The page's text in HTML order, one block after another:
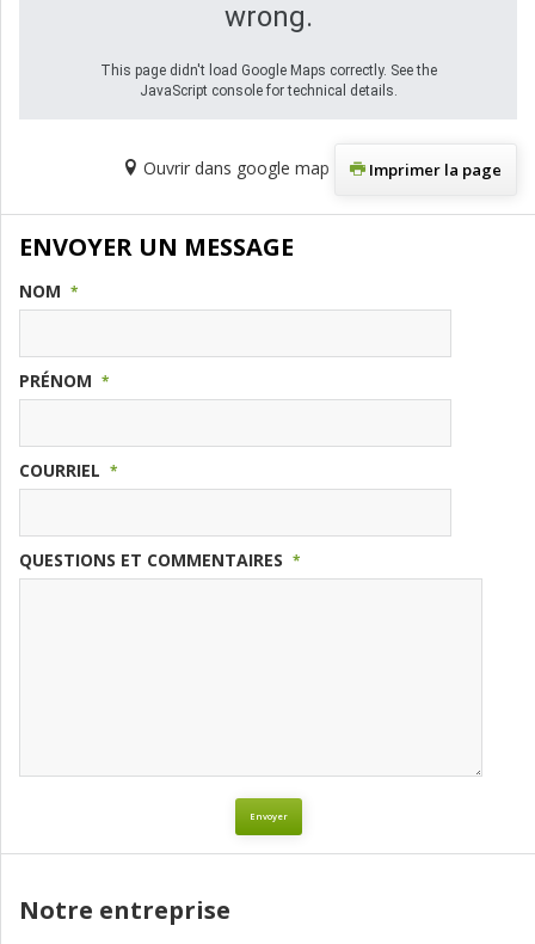
wrong.
This page didn't load Google Maps correctly. See the
JavaScript console for technical details.
Ouvrir dans google map Imprimer la page
ENVOYER UN MESSAGE
NOM *
PRÉNOM *
COURRIEL *
QUESTIONS ET COMMENTAIRES *
Envoyer
Notre entreprise